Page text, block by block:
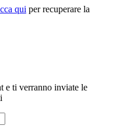
qui per recuperare la
e ti verranno inviate le